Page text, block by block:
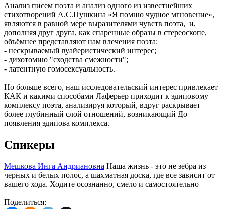
Анализ писем поэта и анализ одного из известнейших
стихотворений А.С.Пушкина «Я помню чудное мгновение»,
являются в равной мере выразителями чувств поэта, и,
дополняя друг друга, как спаренные образы в стереоскопе,
объёмнее представляют нам влечения поэта:
- нескрываемый вуайеристический интерес;
- дихотомию "сходства смежности";
- латентную гомосексуальность.
Но больше всего, наш исследовательский интерес привлекает
КАК и какими способами Лаферьер приходит к эдиповому
комплексу поэта, анализируя который, вдруг раскрывает
более глубинный слой отношений, возникающий До
появления эдипова комплекса.
Спикеры
Мешкова Инга Андриановна Наша жизнь - это не зебра из
черных и белых полос, а шахматная доска, где все зависит от
вашего хода. Ходите осознанно, смело и самостоятельно
Поделиться: